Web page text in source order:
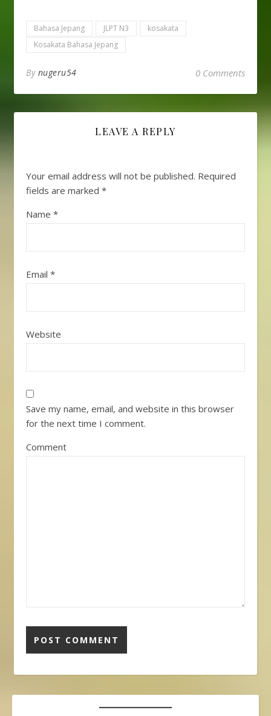
Bahasa Jepang JLPT N3
kosakata
Kosakata Bahasa Jepang
By nugeru54 0 Comments
LEAVE A REPLY
Your email address will not be published. Required
fields are marked *
Name *
Email *
Website
Save my name, email, and website in this browser
for the next time I comment.
Comment